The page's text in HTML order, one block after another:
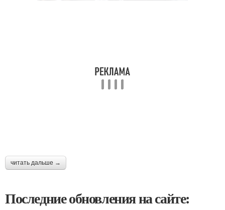
читать дальше →
Последние обновления на сайте: